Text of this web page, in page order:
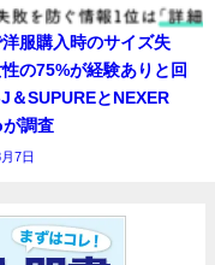
服購入時のサイズ失
の75%が経験ありと回
＆SUPUREとNEXER
調査
7日